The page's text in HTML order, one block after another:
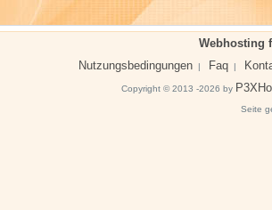
Webhosting
Nutzungsbedingungen | Faq |
Copyright © 2013 -2026 by
Seite